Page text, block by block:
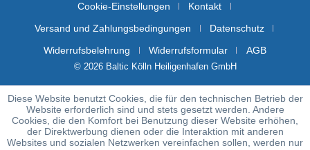
Cookie-Einstellungen
Kontakt
Versand und Zahlungsbedingungen
Datenschutz
Widerrufsbelehrung
Widerrufsformular AGB
© 2026 Baltic Kölln Heiligenhafen GmbH
Diese Website benutzt Cookies, die für den technischen Betrieb der
Website erforderlich sind und stets gesetzt werden. Andere
Cookies, die den Komfort bei Benutzung dieser Website erhöhen,
der Direktwerbung dienen oder die Interaktion mit anderen
Websites und sozialen Netzwerken vereinfachen sollen, werden nur